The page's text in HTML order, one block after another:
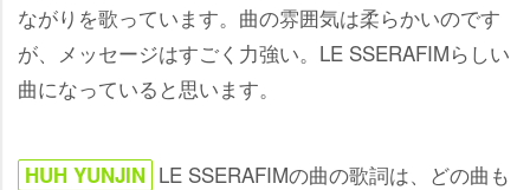
ながりを歌っています。曲の雰囲気は柔らかいのです
が、メッセージはすごく力強い。LE SSERAFIMらしい
曲になっていると思います。
HUH YUNJIN LE SSERAFIMの曲の歌詞は、どの曲も